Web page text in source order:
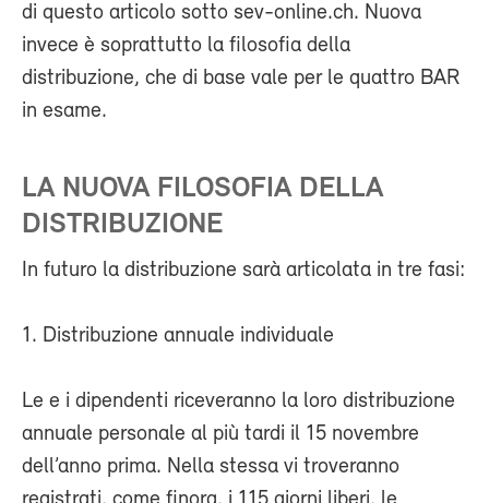
di questo articolo sotto sev-online.ch. Nuova
invece è soprattutto la filosofia della
distribuzione, che di base vale per le quattro BAR
in esame.
LA NUOVA FILOSOFIA DELLA
DISTRIBUZIONE
In futuro la distribuzione sarà articolata in tre fasi:
1. Distribuzione annuale individuale
Le e i dipendenti riceveranno la loro distribuzione
annuale personale al più tardi il 15 novembre
dell’anno prima. Nella stessa vi troveranno